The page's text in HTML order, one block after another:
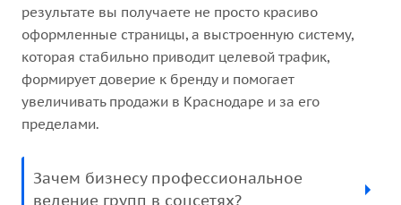
результате вы получаете не просто красиво
оформленные страницы, а выстроенную систему,
которая стабильно приводит целевой трафик,
формирует доверие к бренду и помогает
увеличивать продажи в Краснодаре и за его
пределами.
Зачем бизнесу профессиональное
ведение групп в соцсетях?